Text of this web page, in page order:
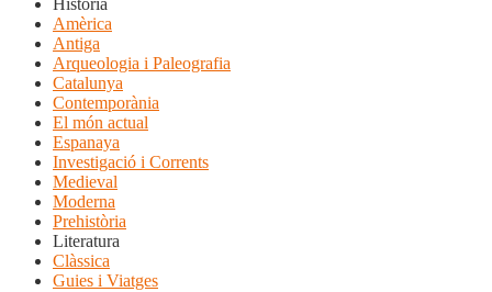
Història
Amèrica
Antiga
Arqueologia i Paleografia
Catalunya
Contemporània
El món actual
Espanaya
Investigació i Corrents
Medieval
Moderna
Prehistòria
Literatura
Clàssica
Guies i Viatges